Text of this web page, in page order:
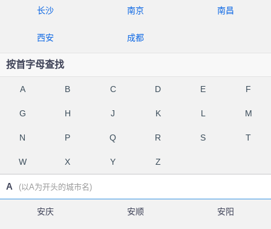
长沙 南京 南昌
西安 成都
按首字母查找
A B C D E F
G H J K L M
N P Q R S T
W X Y Z
A (以A为开头的城市名)
安庆 安顺 安阳